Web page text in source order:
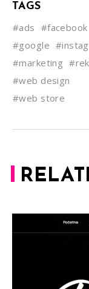
TAGS
#ads #facebook
#google
#marketing
#web design
#web store